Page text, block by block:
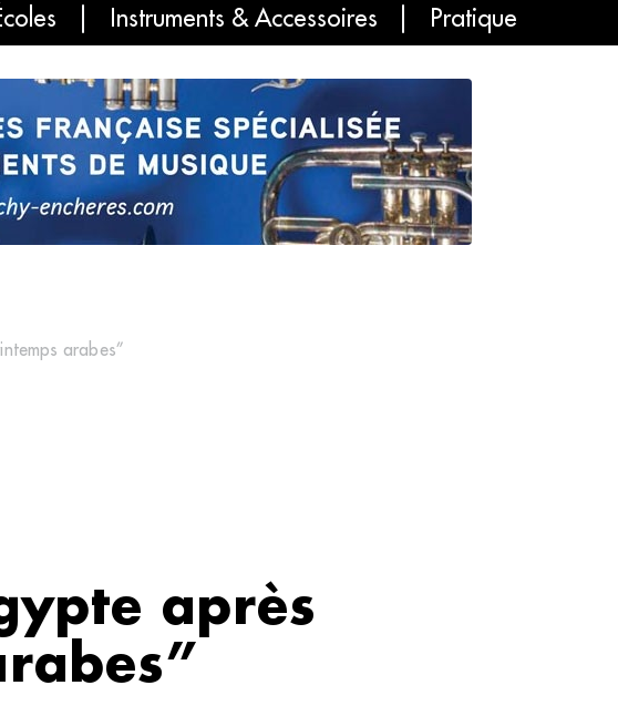
Instruments & Accessoires Pratique
International
arabes”
après